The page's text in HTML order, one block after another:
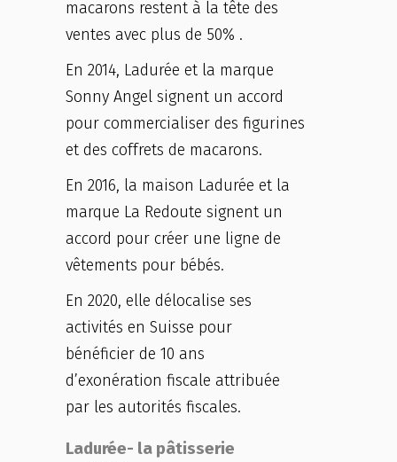
macarons restent à la tête des
ventes avec plus de 50% .
En 2014, Ladurée et la marque
Sonny Angel signent un accord
pour commercialiser des figurines
et des coffrets de macarons.
En 2016, la maison Ladurée et la
marque La Redoute signent un
accord pour créer une ligne de
vêtements pour bébés.
En 2020, elle délocalise ses
activités en Suisse pour
bénéficier de 10 ans
d’exonération fiscale attribuée
par les autorités fiscales.
Ladurée- la pâtisserie